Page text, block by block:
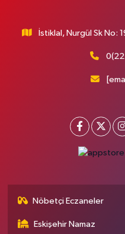
İstiklal, Nurgül Sk No:
Nöbetçi Eczaneler
Eskişehir Namaz